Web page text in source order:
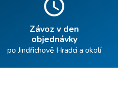
schedule
Závoz v den
objednávky
po Jindřichově Hradci a okolí